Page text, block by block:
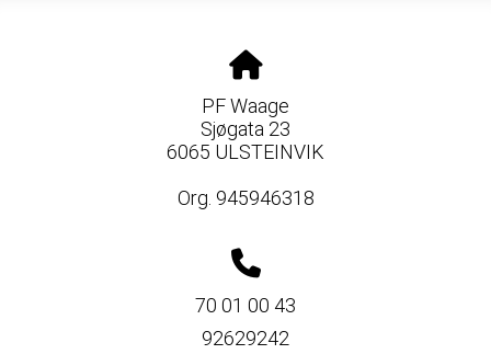
PF Waage
Sjøgata 23
6065 ULSTEINVIK
Org. 945946318
70 01 00 43
92629242